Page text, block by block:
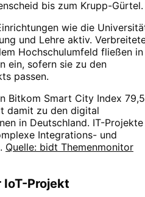
bis zum Krupp-Gürtel.
wie die
und Lehre aktiv.
Hochschulumfeld fließen in
ein, sofern sie zu den
passen.
Bitkom Smart City Index 79,5
damit zu den digital
in Deutschland. IT-Projekte
Integrations- und
Quelle: bidt Themenmonitor
IoT-Projekt